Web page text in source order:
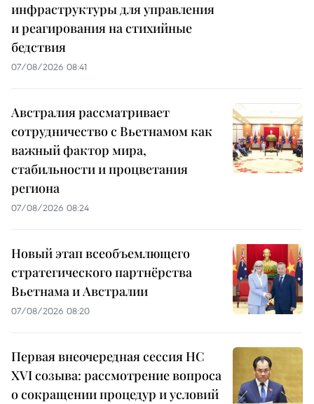
инфраструктуры для управления
и реагирования на стихийные
бедствия
07/08/2026 08:41
Австралия рассматривает
сотрудничество с Вьетнамом как
важный фактор мира,
стабильности и процветания
региона
07/08/2026 08:24
Новый этап всеобъемлющего
стратегического партнёрства
Вьетнама и Австралии
07/08/2026 08:20
Первая внеочередная сессия НС
XVI созыва: рассмотрение вопроса
о сокращении процедур и условий